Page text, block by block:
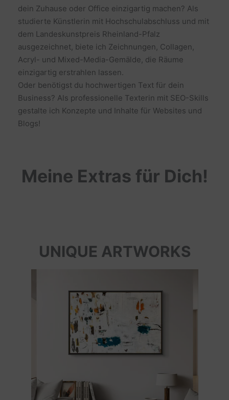
dein Zuhause oder Office einzigartig machen? Als
studierte Künstlerin mit Hochschulabschluss und mit
dem Landeskunstpreis Rheinland-Pfalz
ausgezeichnet, biete ich Zeichnungen, Collagen,
Acryl- und Mixed-Media-Gemälde, die Räume
einzigartig erstrahlen lassen.
Oder benötigst du hochwertigen Text für dein
Business? Als professionelle Texterin mit SEO-Skills
gestalte ich Konzepte und Inhalte für Websites und
Blogs!
Meine Extras für Dich!
UNIQUE ARTWORKS